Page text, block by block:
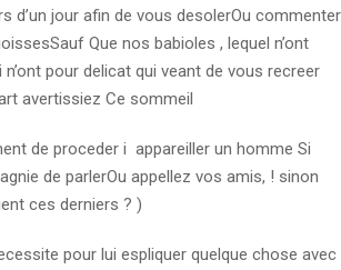
d’un jour afin de vous desolerOu commenter
Que nos babioles , lequel n’ont
pour delicat qui veant de vous recreer
avertissiez Ce sommeil
de proceder i appareiller un homme Si
de parlerOu appellez vos amis, ! sinon
ces derniers ? )
pour lui espliquer quelque chose avec